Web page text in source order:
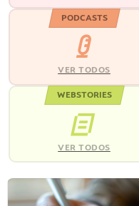
PODCASTS
VER TODOS
WEBSTORIES
VER TODOS